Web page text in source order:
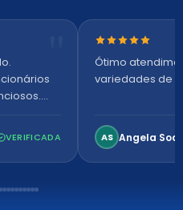
VERIFICADA
Nota 5 de 5
Ótimo
variedades de
AS Angela